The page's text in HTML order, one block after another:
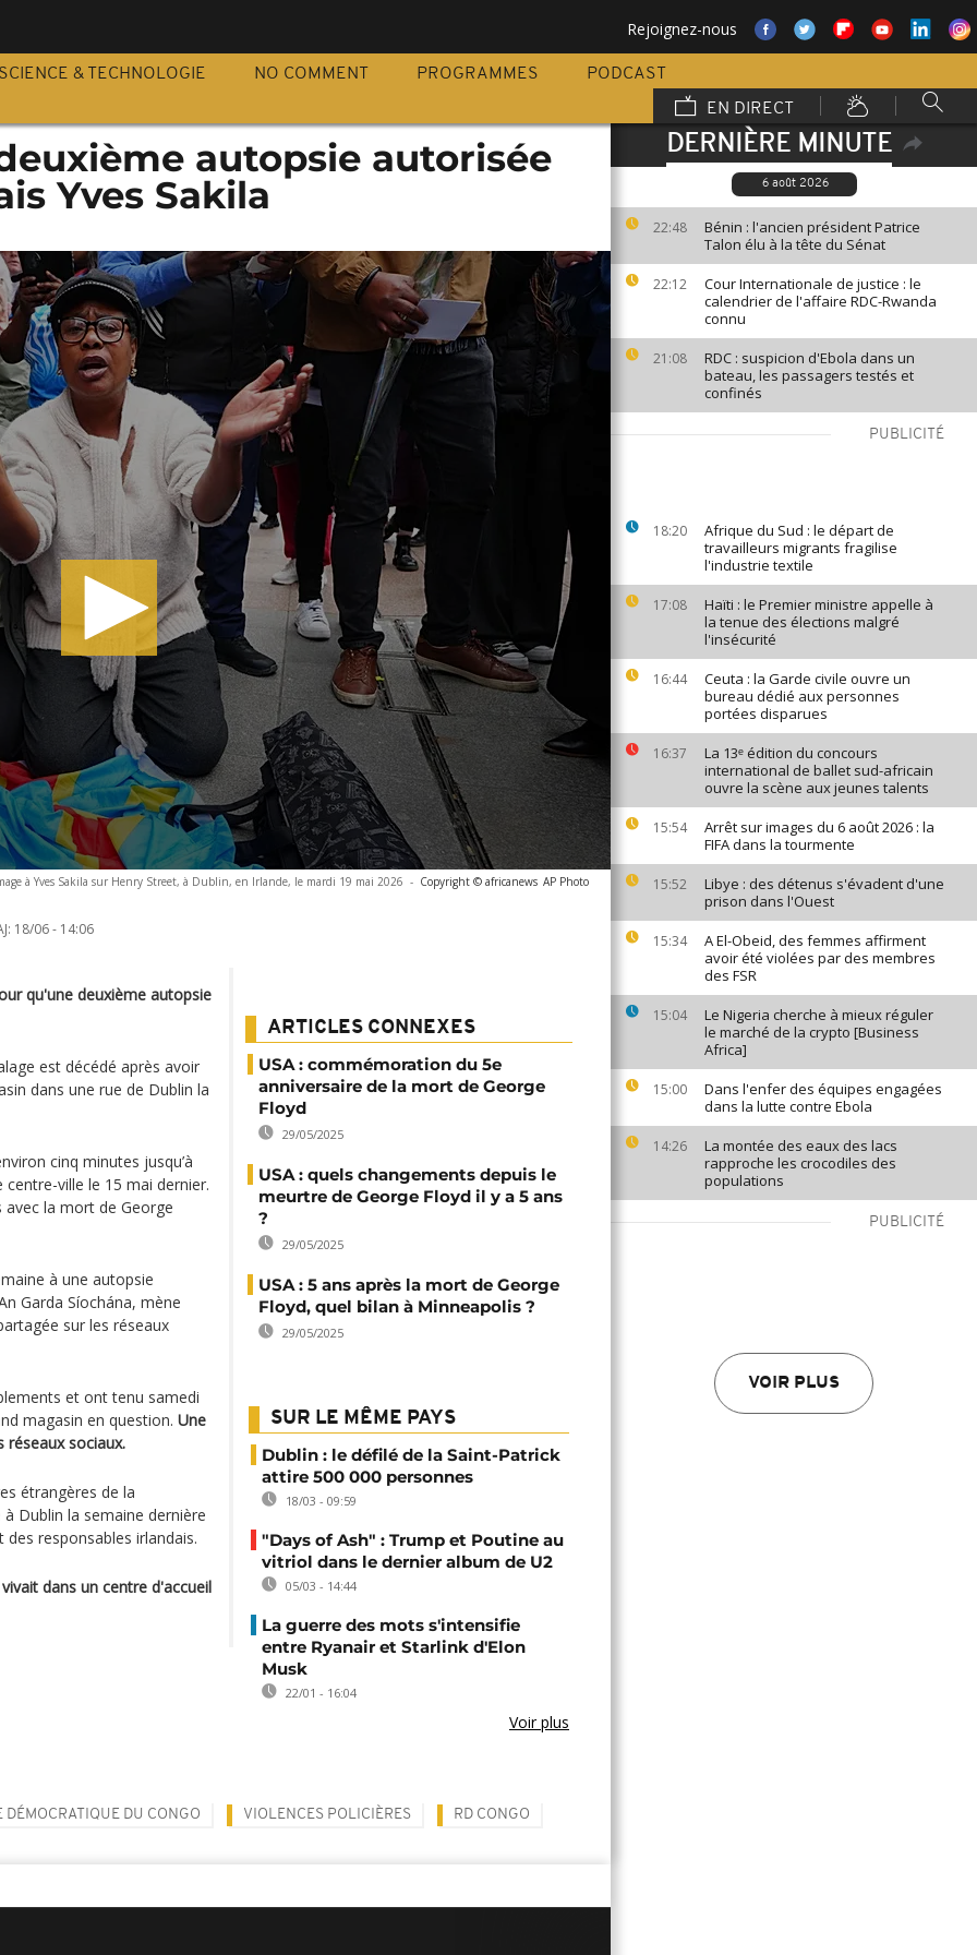
Rejoignez-nous
SCIENCE & TECHNOLOGIE NO COMMENT PROGRAMMES
PODCAST
EN DIRECT
DERNIÈRE MINUTE
6 août 2026
22:48
Bénin : l'ancien président Patrice
Talon élu à la tête du Sénat
22:12
Cour Internationale de justice : le
calendrier de l'affaire RDC-Rwanda
connu
21:08
RDC : suspicion d'Ebola dans un
bateau, les passagers testés et
confinés
PUBLICITÉ
18:20
Afrique du Sud : le départ de
travailleurs migrants fragilise
l'industrie textile
17:08
Haïti : le Premier ministre appelle à
la tenue des élections malgré
l'insécurité
16:44
Ceuta : la Garde civile ouvre un
bureau dédié aux personnes
portées disparues
16:37
La 13ᵉ édition du concours
international de ballet sud-africain
ouvre la scène aux jeunes talents
15:54
Arrêt sur images du 6 août 2026 : la
FIFA dans la tourmente
15:52
Libye : des détenus s'évadent d'une
prison dans l'Ouest
15:34
A El-Obeid, des femmes affirment
avoir été violées par des membres
des FSR
15:04
Le Nigeria cherche à mieux réguler
le marché de la crypto [Business
Africa]
15:00
Dans l'enfer des équipes engagées
dans la lutte contre Ebola
14:26
La montée des eaux des lacs
rapproche les crocodiles des
populations
PUBLICITÉ
VOIR PLUS
autopsie autorisée
Yves Sakila
à Yves Sakila sur Henry Street, à Dublin, en Irlande, le mardi 19 mai 2026 - Copyright © africanews AP Photo
18/06 - 14:06
qu'une deuxième autopsie
est décédé après avoir
dans une rue de Dublin la
cinq minutes jusqu’à
centre-ville le 15 mai dernier.
la mort de George
à une autopsie
Garda Síochána, mène
sur les réseaux
et ont tenu samedi
magasin en question. Une
réseaux sociaux.
étrangères de la
Dublin la semaine dernière
responsables irlandais.
dans un centre d'accueil
ARTICLES CONNEXES
USA : commémoration du 5e
anniversaire de la mort de George
Floyd
29/05/2025
USA : quels changements depuis le
meurtre de George Floyd il y a 5 ans
?
29/05/2025
USA : 5 ans après la mort de George
Floyd, quel bilan à Minneapolis ?
29/05/2025
SUR LE MÊME PAYS
Dublin : le défilé de la Saint-Patrick
attire 500 000 personnes
18/03 - 09:59
"Days of Ash" : Trump et Poutine au
vitriol dans le dernier album de U2
05/03 - 14:44
La guerre des mots s'intensifie
entre Ryanair et Starlink d'Elon
Musk
22/01 - 16:04
Voir plus
DÉMOCRATIQUE DU CONGO VIOLENCES POLICIÈRES RD CONGO